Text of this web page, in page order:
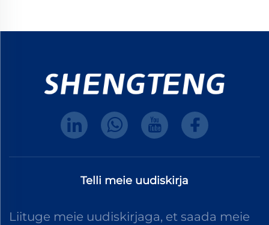
Telli meie uudiskirja
Liituge meie uudiskirjaga, et saada meie